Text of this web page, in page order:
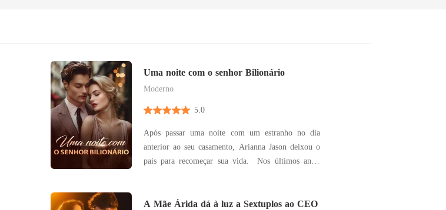
Uma noite com o senhor Bilionário
Moderno
5.0
Após passar uma noite com um estranho no dia
anterior ao seu casamento, Arianna Jason deixou o
país para recomeçar sua vida. Nos últimos anos,
preparada para o dia de sua ruína. Sua vida
A Mãe Árida dá à luz a Sextuplos ao CEO